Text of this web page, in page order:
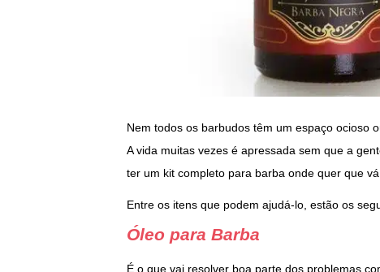
Nem todos os barbudos têm um espaço ocioso
A vida muitas vezes é apressada sem que a
ter um kit completo para barba onde quer que
Entre os itens que podem ajudá-lo, estão os
Óleo para Barba
É o que vai resolver boa parte dos problemas